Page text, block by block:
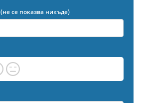
(не се показва никъде)